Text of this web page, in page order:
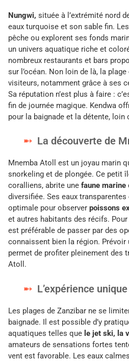
Nungwi, située à l’extrémité nord
eaux turquoise et son sable fin.
pêche ou explorent ses fonds
un univers aquatique riche et
nombreux restaurants et bars
sur l’océan. Non loin de là, la
visiteurs, notamment grâce à ses
Sa réputation n’est plus à faire :
fin de journée magique. Kendwa
pour la baignade et la détente, loin
La découverte de
Mnemba Atoll est un joyau marin
snorkeling et de plongée. Ce petit
coralliens, abrite une faune marine
diversifiée. Ses eaux
optimale pour observer poissons
et autres habitants des récifs.
est préférable de passer par des
connaissent bien la région.
permet de profiter pleinement des
Atoll.
L’expérience
Les plages de Zanzibar ne se
baignade. Il est possible d’y
aquatiques telles que le jet ski, la
amateurs de sensations fortes
vent est favorable. Les eaux